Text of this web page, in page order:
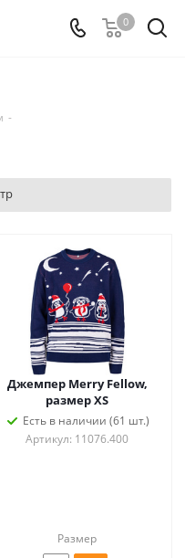
0
-
Джемпер Merry Fellow,
размер XS
Есть в наличии (61 шт.)
Артикул: 11076.400
Размер